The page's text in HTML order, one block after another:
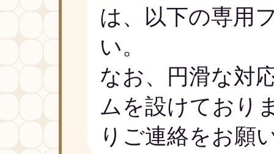
は、以下の専用
い。
なお、円滑な対
ムを設けており
りご連絡をお願